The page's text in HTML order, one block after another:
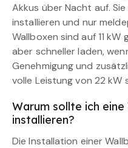
Akkus über Nacht auf.
installieren und nur
Wallboxen sind auf 11
aber schneller laden,
Genehmigung und
volle Leistung von 22 kW
Warum sollte ich eine
installieren?
Die Installation einer